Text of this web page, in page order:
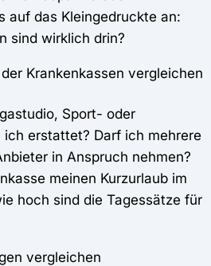
auf das Kleingedruckte an:
sind wirklich drin?
Krankenkassen vergleichen
Sport- oder
erstattet? Darf ich mehrere
in Anspruch nehmen?
meinen Kurzurlaub im
hoch sind die Tagessätze für
vergleichen